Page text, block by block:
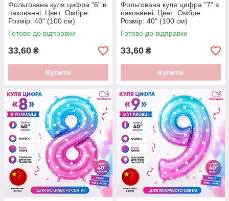
Фольгована куля цифра "6" в
пакованні. Цвет: Омбре.
Розмір: 40" (100 см)
Готово до відправки
33,60 ₴
Купити
Фольгована куля цифра "7" в
пакованні. Цвет: Омбре.
Розмір: 40" (100 см)
Готово до відправки
33,60 ₴
Купити